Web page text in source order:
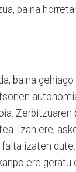
baina
baina
Zerbitzuaren
Izan ere,
izaten
ere geratu